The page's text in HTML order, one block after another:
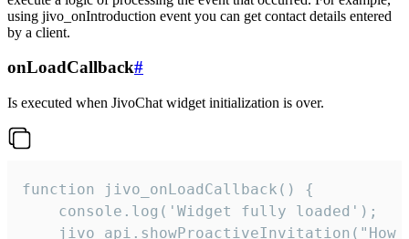
using jivo_onIntroduction event you can get contact details entered
by a client.
onLoadCallback#
Is executed when JivoChat widget initialization is over.
function jivo_onLoadCallback() {
    console.log('Widget fully loaded');
jivo_api.showProactiveInvitation("How